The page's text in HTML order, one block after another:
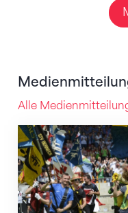
Alle
Über 60’500